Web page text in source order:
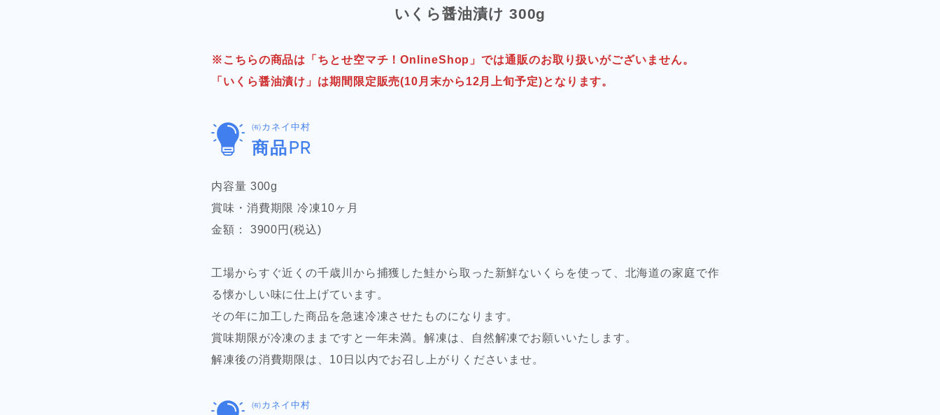
いくら醤油漬け 300g
※こちらの商品は「ちとせ空マチ！OnlineShop」では通販のお取り扱いがございません。
「いくら醤油漬け」は期間限定販売(10月末から12月上旬予定)となります。
㈲カネイ中村
商品PR
内容量 300g
賞味・消費期限 冷凍10ヶ月
金額： 3900円(税込)
工場からすぐ近くの千歳川から捕獲した鮭から取った新鮮ないくらを使って、北海道の家庭で作
る懐かしい味に仕上げています。
その年に加工した商品を急速冷凍させたものになります。
賞味期限が冷凍のままですと一年未満。解凍は、自然解凍でお願いいたします。
解凍後の消費期限は、10日以内でお召し上がりくださいませ。
㈲カネイ中村